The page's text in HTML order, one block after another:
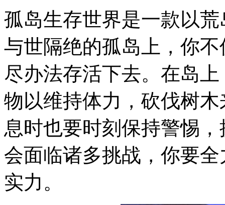
孤岛生存世界是一款以
与世隔绝的孤岛上，你
尽办法存活下去。在岛
物以维持体力，砍伐树
息时也要时刻保持警惕
会面临诸多挑战，你要
实力。